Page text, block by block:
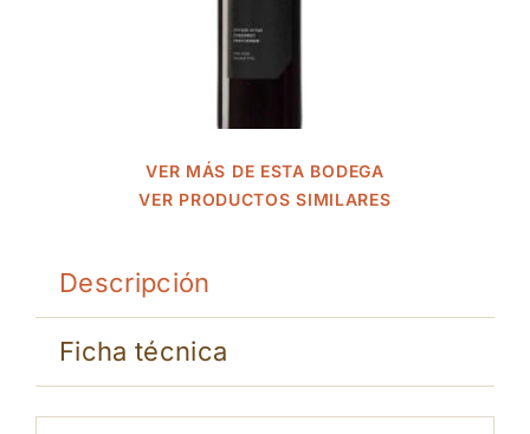
VER MÁS DE ESTA BODEGA
VER PRODUCTOS SIMILARES
Descripción
Ficha técnica